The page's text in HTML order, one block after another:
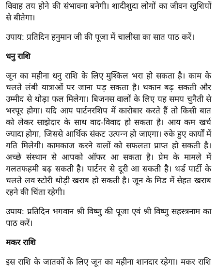
ए
म
.
र
.
आ
ई
.
चा
य
प
र
स
मी
क्षा
ध
र्म
ज्यो
विवाह तय होने की संभावना बनेगी। शादीशुदा लोगों का जीवन खुशियों
से बीतेगा।
उपाय: प्रतिदिन हनुमान जी की पूजा में चालीसा का सात पाठ करें।
धनु राशि
जून का महीना धनु राशि के लिए मुश्किल भरा हो सकता है। काम के
चलते लंबी यात्राओं पर जाना पड़ सकता है। थकान बढ़ सकती और
उम्मीद से थोड़ा फल मिलेगा। बिजनस वालों के लिए यह समय चुनैती से
भरपूर होगा। यदि आप पार्टनरशिप में कारोबार करते हैं तो किसी बात
को लेकर साझेदार के साथ वाद-विवाद हो सकता है। आय कम खर्च
ज्यादा होगा, जिससे आर्थिक संकट उत्पन्न हो जाएगा। रुके हुए कार्यों में
गति मिलेगी। कामकाज करने वालों को सफलता प्राप्त हो सकती है।
अच्छे संस्थान से आपको ऑफर आ सकता है। प्रेम के मामले में
गलतफहमी बढ़ सकती है। पार्टनर से दूरी आ सकती है। थर्ड पार्टी के
चलते लव स्टोरी थोड़ी खराब हो सकती है। जून के मिड में सेहत खराब
रहने की चिंता रहेगी।
उपाय: प्रतिदिन भगवान श्री विष्णु की पूजा एवं श्री विष्णु सहस्त्रनाम का
पाठ करें।
मकर राशि
इस राशि के जातकों के लिए जून का महीना शानदार रहेगा। मकर राशि